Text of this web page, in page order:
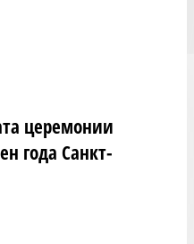
церемонии
года Санкт-